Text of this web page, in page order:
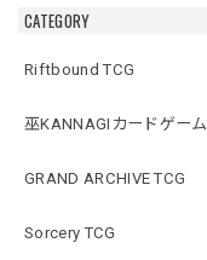
CATEGORY
Riftbound TCG
巫KANNAGIカードゲーム
GRAND ARCHIVE TCG
Sorcery TCG